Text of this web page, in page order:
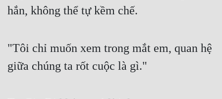
hắn, không thể tự kềm chế.
"Tôi chỉ muốn xem trong mắt em, quan hệ
giữa chúng ta rốt cuộc là gì."